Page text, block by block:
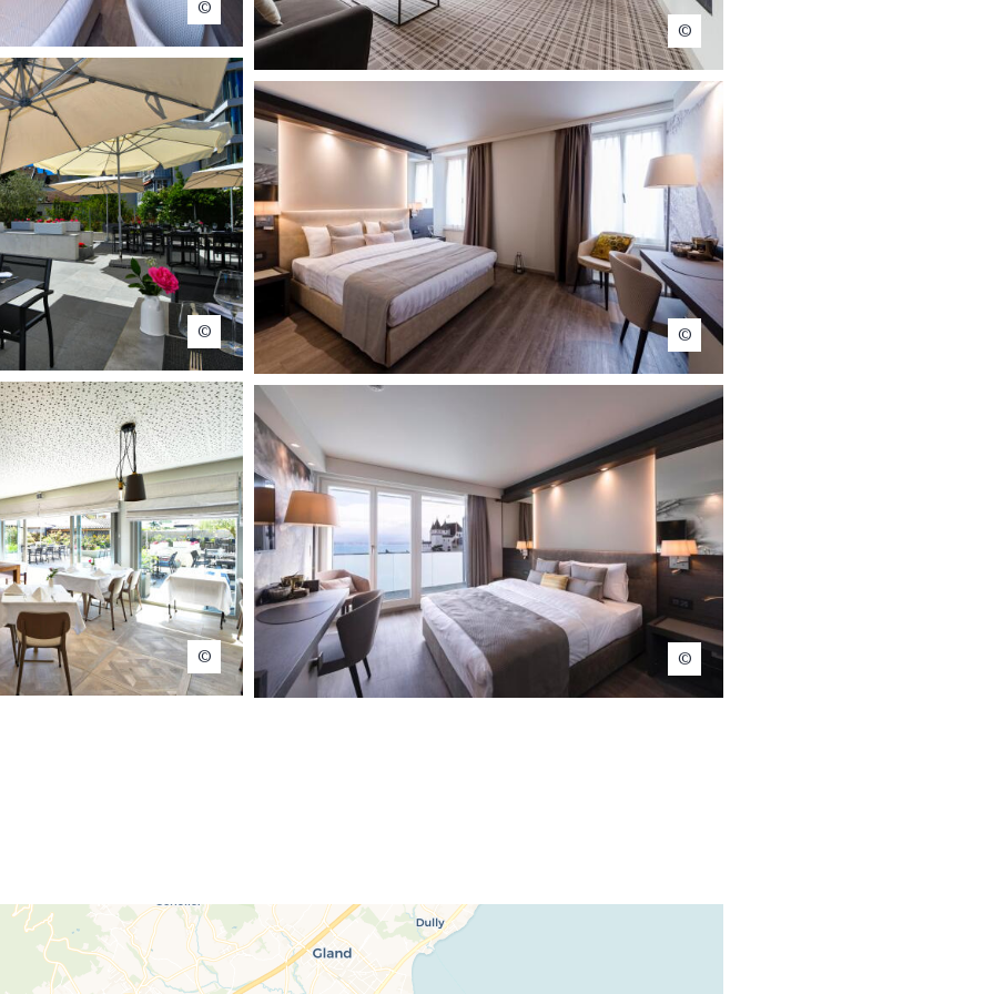
Ambassador Nyon
Boutique Hotel Ambassador
Restaurant Ulivo Hôtel Ambassador Nyon
Restaurant Ulivo Ambassador Nyon